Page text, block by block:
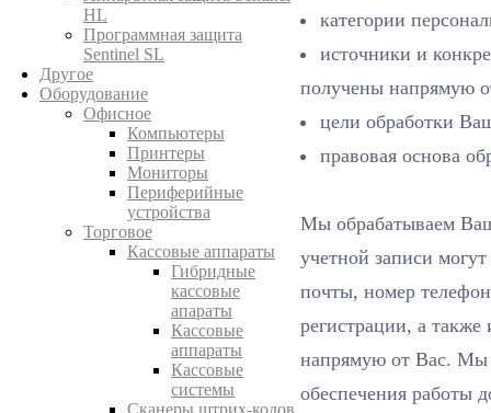
HL
Программная защита
Sentinel SL
Другое
Оборудование
Офисное
Компьютеры
Принтеры
Мониторы
Периферийные
устройства
Торговое
Кассовые аппараты
Гибридные
кассовые
апараты
Кассовые
аппараты
Кассовые
системы
Сканеры штрих-кодов
категории
источники и
получены напрямую
цели обработки
правовая основа
Мы обрабатываем
учетной записи
почты, номер
регистрации, а
напрямую от Вас. Мы
обеспечения работы